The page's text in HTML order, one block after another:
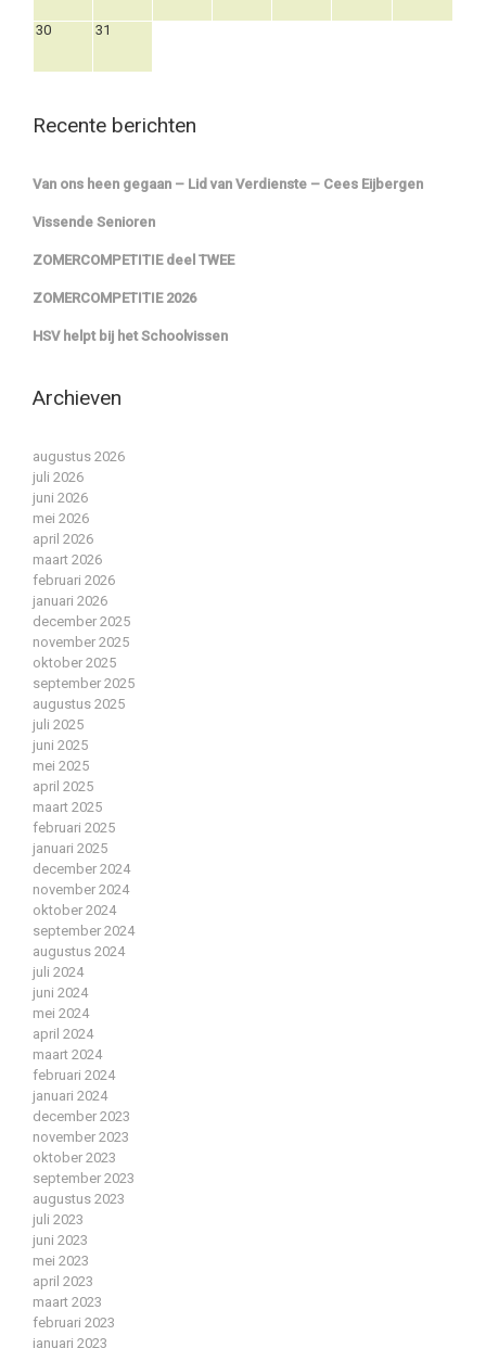
30 31
Recente berichten
Van ons heen gegaan – Lid van Verdienste – Cees Eijbergen
Vissende Senioren
ZOMERCOMPETITIE deel TWEE
ZOMERCOMPETITIE 2026
HSV helpt bij het Schoolvissen
Archieven
augustus 2026
juli 2026
juni 2026
mei 2026
april 2026
maart 2026
februari 2026
januari 2026
december 2025
november 2025
oktober 2025
september 2025
augustus 2025
juli 2025
juni 2025
mei 2025
april 2025
maart 2025
februari 2025
januari 2025
december 2024
november 2024
oktober 2024
september 2024
augustus 2024
juli 2024
juni 2024
mei 2024
april 2024
maart 2024
februari 2024
januari 2024
december 2023
november 2023
oktober 2023
september 2023
augustus 2023
juli 2023
juni 2023
mei 2023
april 2023
maart 2023
februari 2023
januari 2023